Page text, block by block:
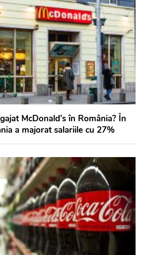
McDonald’s în România? În
a majorat salariile cu 27%